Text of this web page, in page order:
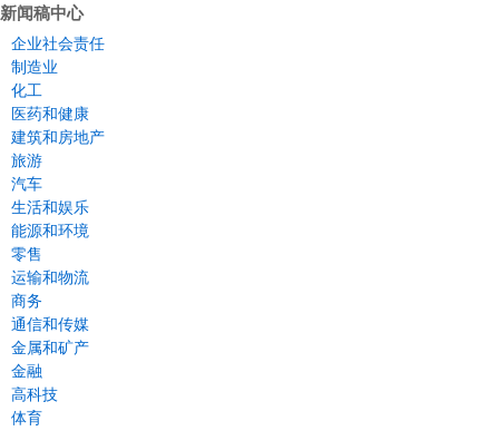
新闻稿中心
企业社会责任
制造业
化工
医药和健康
建筑和房地产
旅游
汽车
生活和娱乐
能源和环境
零售
运输和物流
商务
通信和传媒
金属和矿产
金融
高科技
体育